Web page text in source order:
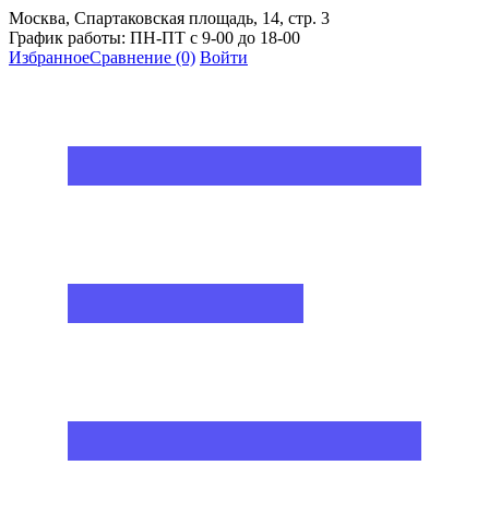
Москва, Спартаковская площадь, 14, стр. 3
График работы: ПН-ПТ с 9-00 до 18-00
ИзбранноеСравнение (0) Войти